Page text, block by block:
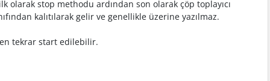
olarak stop methodu ardından son olarak çöp toplayıcı
kalıtılarak gelir ve genellikle üzerine yazılmaz.
tekrar start edilebilir.